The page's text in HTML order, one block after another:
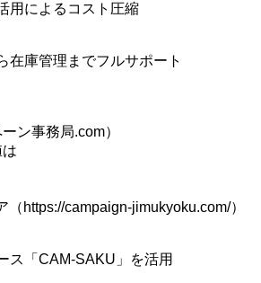
用 によるコスト圧縮
在庫管理 までフルサポート
ン事務局.com）
https://campaign-jimukyoku.com/）
ス
「CAM-SAKU」 を活用